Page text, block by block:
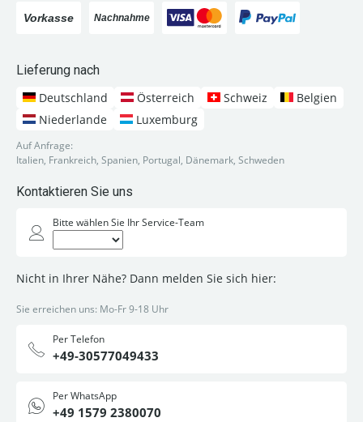
Lieferung nach
Deutschland
Österreich Schweiz
Belgien
Niederlande
Luxemburg
Auf Anfrage:
Italien, Frankreich, Spanien, Portugal, Dänemark, Schweden
Kontaktieren Sie uns
Bitte wählen Sie Ihr Service-Team
Nicht in Ihrer Nähe? Dann melden Sie sich hier:
Sie erreichen uns: Mo-Fr 9-18 Uhr
Per Telefon
+49-30577049433
Per WhatsApp
+49 1579 2380070